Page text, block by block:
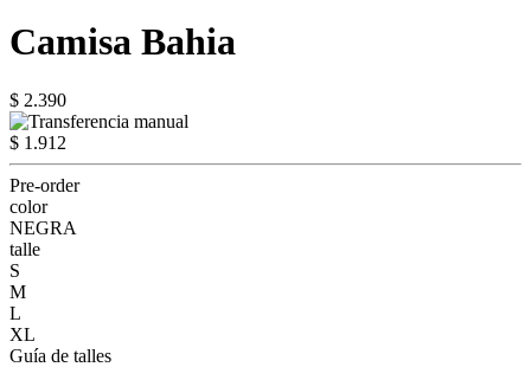
Camisa Bahia
$ 2.390
$ 1.912
Pre-order
color
NEGRA
talle
S
M
L
XL
Guía de talles